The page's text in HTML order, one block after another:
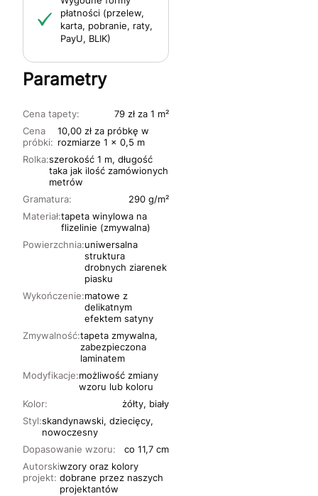
płatności (przelew,
karta, pobranie, raty,
PayU, BLIK)
Parametry
Cena tapety:
79 zł za 1 m²
Cena
próbki:
10,00 zł za próbkę w
rozmiarze 1 x 0,5 m
Rolka:szerokość 1 m, długość
taka jak ilość zamówionych
metrów
Materiał:tapeta winylowa na
flizelinie (zmywalna)
Powierzchnia:uniwersalna
struktura
drobnych ziarenek
piasku
Wykończenie:matowe z
delikatnym
efektem satyny
Zmywalność:tapeta zmywalna,
zabezpieczona
laminatem
Modyfikacje:możliwość zmiany
wzoru lub koloru
Kolor:
żółty, biały
Dopasowanie wzoru:
co 11,7 cm
Autorski
projekt:
wzory oraz kolory
dobrane przez naszych
projektantów
Gramatura: 290 g/m²
Styl:skandynawski, dziecięcy,
nowoczesny